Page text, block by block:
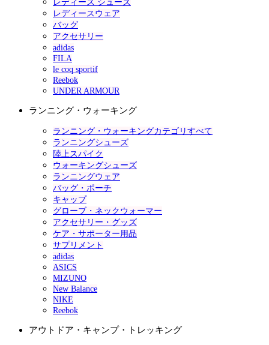
レディース シューズ
レディースウェア
バッグ
アクセサリー
adidas
FILA
le coq sportif
Reebok
UNDER ARMOUR
ランニング・ウォーキング
ランニング・ウォーキングカテゴリすべて
ランニングシューズ
陸上スパイク
ウォーキングシューズ
ランニングウェア
バッグ・ポーチ
キャップ
グローブ・ネックウォーマー
アクセサリー・グッズ
ケア・サポーター用品
サプリメント
adidas
ASICS
MIZUNO
New Balance
NIKE
Reebok
アウトドア・キャンプ・トレッキング